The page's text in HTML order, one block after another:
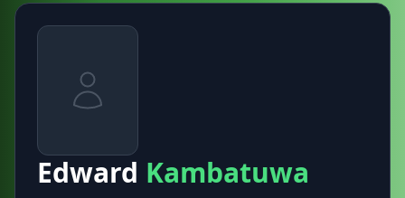
Edward Kambatuwa